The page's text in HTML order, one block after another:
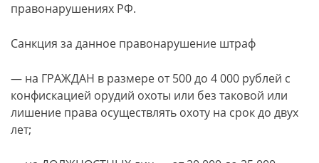
правонарушениях РФ.
Санкция за данное правонарушение штраф
— на ГРАЖДАН в размере от 500 до 4 000 рублей с
конфискацией орудий охоты или без таковой или
лишение права осуществлять охоту на срок до двух
лет;